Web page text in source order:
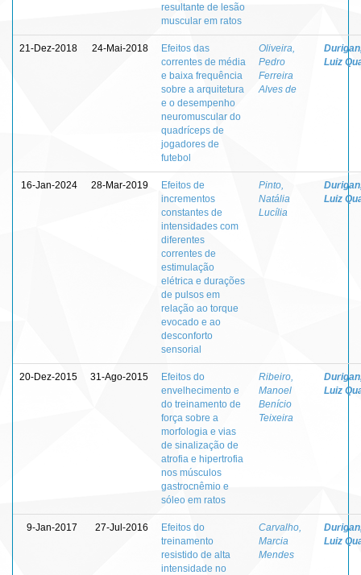
resultante de lesão
muscular em ratos
21-Dez-2018 24-Mai-2018
Efeitos das
correntes de média
e baixa frequência
sobre a arquitetura
e o desempenho
neuromuscular do
quadríceps de
jogadores de
futebol
Oliveira,
Pedro
Ferreira
Alves de
Luiz
16-Jan-2024 28-Mar-2019
Efeitos de
incrementos
constantes de
intensidades com
diferentes
correntes de
estimulação
elétrica e durações
de pulsos em
relação ao torque
evocado e ao
desconforto
sensorial
Pinto,
Natália
Lucília
Luiz
20-Dez-2015 31-Ago-2015
Efeitos do
envelhecimento e
do treinamento de
força sobre a
morfologia e vias
de sinalização de
atrofia e hipertrofia
nos músculos
gastrocnêmio e
sóleo em ratos
Ribeiro,
Manoel
Benício
Teixeira
Luiz
9-Jan-2017 27-Jul-2016
Efeitos do
treinamento
resistido de alta
intensidade no
Carvalho,
Marcia
Mendes
Luiz